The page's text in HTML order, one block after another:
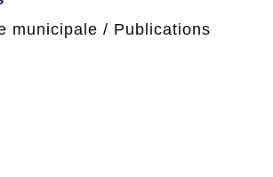
municipale / Publications